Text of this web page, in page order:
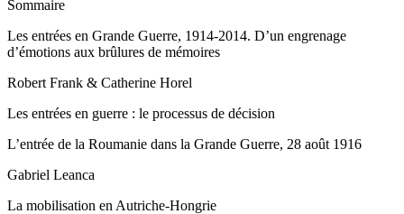
Sommaire
Les entrées en Grande Guerre, 1914-2014. D’un engrenage
d’émotions aux brûlures de mémoires
Robert Frank & Catherine Horel
Les entrées en guerre : le processus de décision
L’entrée de la Roumanie dans la Grande Guerre, 28 août 1916
Gabriel Leanca
La mobilisation en Autriche-Hongrie